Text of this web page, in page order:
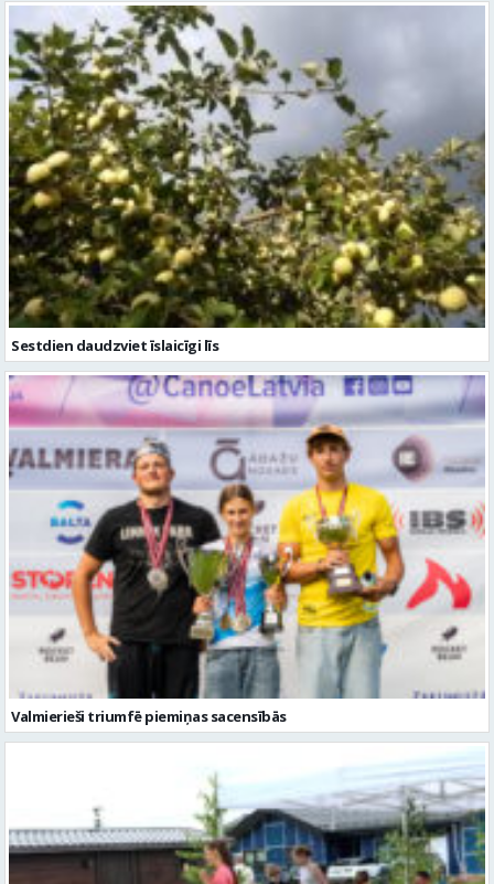
Sestdien daudzviet īslaicīgi līs
Valmierieši triumfē piemiņas sacensībās